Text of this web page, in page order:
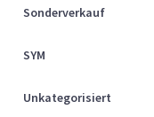
Sonderverkauf
SYM
Unkategorisiert